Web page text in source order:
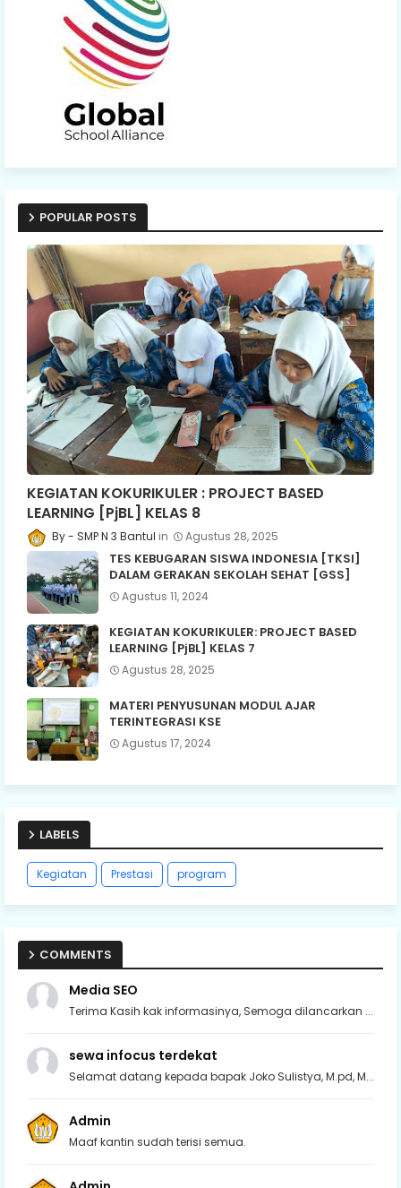
POPULAR POSTS
KEGIATAN KOKURIKULER : PROJECT BASED
LEARNING [PjBL] KELAS 8
SMP N 3 Bantul Agustus 28, 2025
TES KEBUGARAN SISWA INDONESIA [TKSI]
DALAM GERAKAN SEKOLAH SEHAT [GSS]
Agustus 11, 2024
KEGIATAN KOKURIKULER: PROJECT BASED
LEARNING [PjBL] KELAS 7
Agustus 28, 2025
MATERI PENYUSUNAN MODUL AJAR
TERINTEGRASI KSE
Agustus 17, 2024
LABELS
Kegiatan Prestasi program
COMMENTS
Media SEO
Terima Kasih kak informasinya, Semoga dilancarkan ...
sewa infocus terdekat
Selamat datang kepada bapak Joko Sulistya, M.pd, M...
Admin
Maaf kantin sudah terisi semua.